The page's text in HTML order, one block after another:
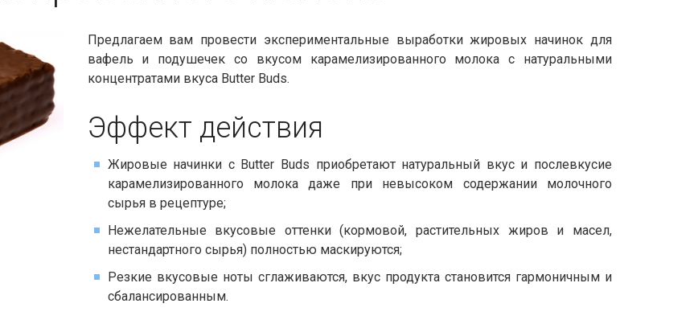
Предлагаем вам провести экспериментальные выработки жировых начинок для
вафель и подушечек со вкусом карамелизированного молока с натуральными
концентратами вкуса Butter Buds.
Эффект действия​​
Жировые начинки с Butter Buds приобретают натуральный вкус и послевкусие
карамелизированного молока даже при невысоком содержании молочного
сырья в рецептуре;
Нежелательные вкусовые оттенки (кормовой, растительных жиров и масел,
нестандартного сырья) полностью маскируются;
Резкие вкусовые ноты сглаживаются, вкус продукта становится гармоничным и
сбалансированным.